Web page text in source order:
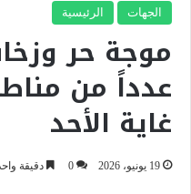
الجهات الرئيسية
موجة حر
عدداً من
غاية الأحد
19 يونيو، 2026 0 دقيقة